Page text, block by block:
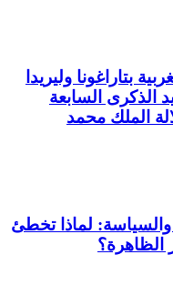
بتاراغونا وليريدا
الذكرى السابعة
الملك محمد
والسياسة: لماذا تخطئ
الظاهرة؟